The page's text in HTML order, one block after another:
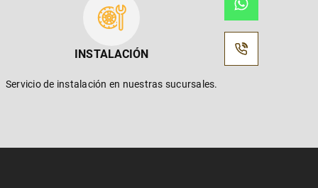
INSTALACIÓN
Servicio de instalación en nuestras sucursales.